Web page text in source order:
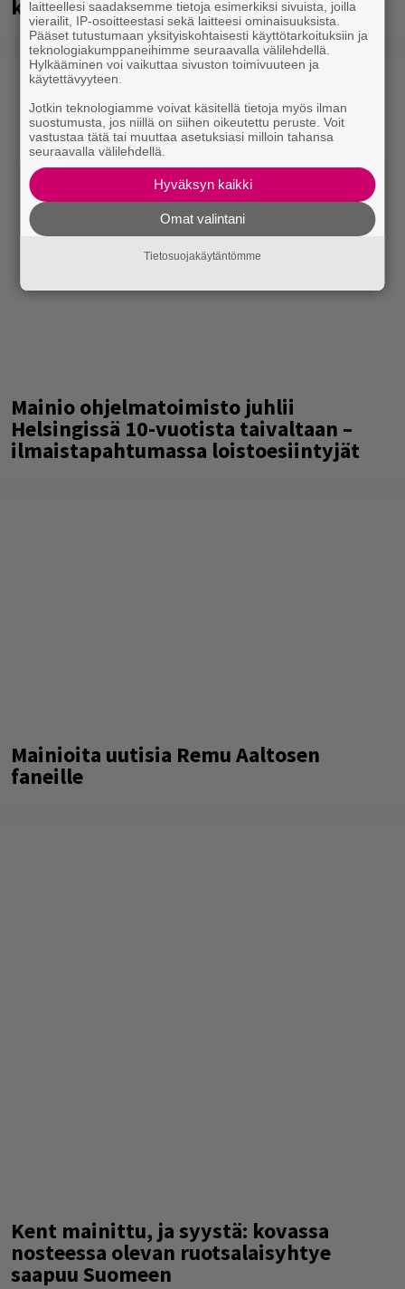
kädessä – näitä puolueita ei kiinnosta
Mainio ohjelmatoimisto juhlii
Helsingissä 10-vuotista taivaltaan –
ilmaistapahtumassa loistoesiintyjät
Mainioita uutisia Remu Aaltosen
faneille
Kent mainittu, ja syystä: kovassa
nosteessa olevan ruotsalaisyhtye
saapuu Suomeen
laitteellesi saadaksemme tietoja esimerkiksi sivuista, joilla
vierailit, IP-osoitteestasi sekä laitteesi ominaisuuksista.
Pääset tutustumaan yksityiskohtaisesti käyttötarkoituksiin ja
teknologiakumppaneihimme seuraavalla välilehdellä.
Hylkääminen voi vaikuttaa sivuston toimivuuteen ja
käytettävyyteen.
Jotkin teknologiamme voivat käsitellä tietoja myös ilman
suostumusta, jos niillä on siihen oikeutettu peruste. Voit
vastustaa tätä tai muuttaa asetuksiasi milloin tahansa
seuraavalla välilehdellä.
Hyväksyn kaikki
Omat valintani
Tietosuojakäytäntömme